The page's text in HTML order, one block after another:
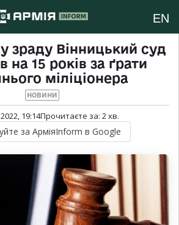
EN
зраду Вінницький суд
на 15 років за ґрати
міліціонера
НОВИНИ
19:14Прочитаєте за: 2хв.
за АрміяInform в Google